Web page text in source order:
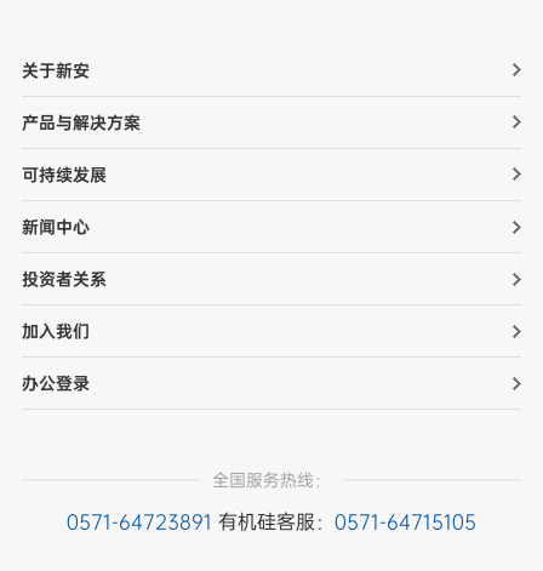
关于新安
产品与解决方案
可持续发展
新闻中心
投资者关系
加入我们
办公登录
全国服务热线：
0571-64723891 有机硅客服： 0571-64715105